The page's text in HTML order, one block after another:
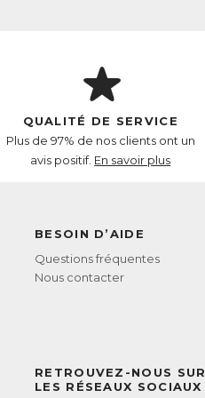
QUALITÉ DE SERVICE
Plus de 97% de nos clients ont un
avis positif. En savoir plus
BESOIN D’AIDE
Questions fréquentes
Nous contacter
RETROUVEZ-NOUS SUR
LES RÉSEAUX SOCIAUX